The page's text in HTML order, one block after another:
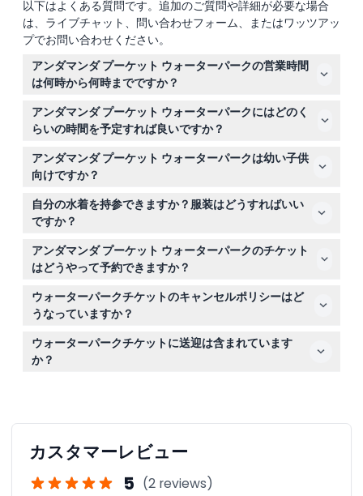
以下はよくある質問です。追加のご質問や詳細が必要な場合
は、ライブチャット、問い合わせフォーム、またはワッツアッ
プでお問い合わせください。
アンダマンダ プーケット ウォーターパークの営業時間
は何時から何時までですか？
パークゾーンは午前10時から午後6時まで、エメラルドフ
ォレストゾーンは午前10時から午後7時まで営業していま
す（変更される場合がありますので、予約時にご確認くだ
さい）。
アンダマンダ プーケット ウォーターパークにはどのく
らいの時間を予定すれば良いですか？
ウォータースライダー、ウェーブプール、その他のアトラ
クションを十分に楽しむために、4〜6時間の滞在をおす
すめします。
アンダマンダ プーケット ウォーターパークは幼い子供
向けですか？
はい。ただし、身長90cm未満の子供は無料、91cmから
121cmまでは子供チケットが必要で、121cm以上は大人チ
ケットが必要です。
自分の水着を持参できますか？服装はどうすればいい
ですか？
スライダーやプールを楽しむには水着が必要ですので、適
切な水着を必ずお持ちください。
アンダマンダ プーケット ウォーターパークのチケット
はどうやって予約できますか？
このウェブサイトで簡単にオンライン予約ができ、選択し
た日時の入場が保証されます。
ウォーターパークチケットのキャンセルポリシーはど
うなっていますか？
チケットは返金不可でキャンセルできませんので、ご予約
の際は計画を確実にしてください。
ウォーターパークチケットに送迎は含まれています
か？
カスタマーレビュー
5 (2 reviews)